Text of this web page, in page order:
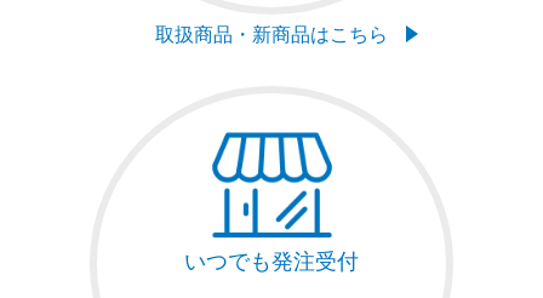
取扱商品・新商品はこちら
いつでも発注受付